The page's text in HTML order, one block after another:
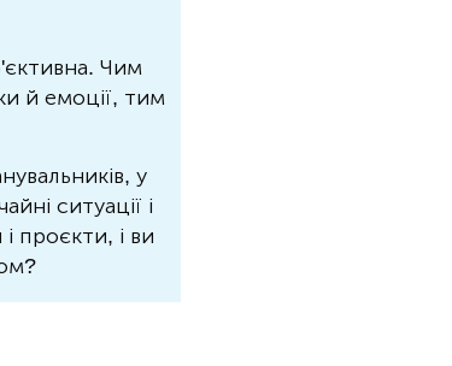
Чим
й емоції, тим
у
ситуації і
проєкти, і ви